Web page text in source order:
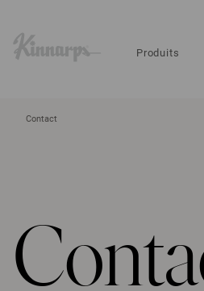
Produits
Contact